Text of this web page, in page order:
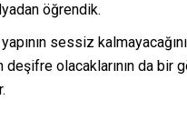
öğrendik.
sessiz
olacaklarının da bir